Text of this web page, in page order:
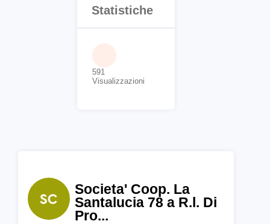
Statistiche
591
Visualizzazioni
Societa' Coop. La
Santalucia 78 a R.l. Di
Pro...